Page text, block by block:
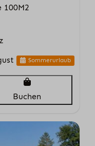
Sommerurlaub
Buchen